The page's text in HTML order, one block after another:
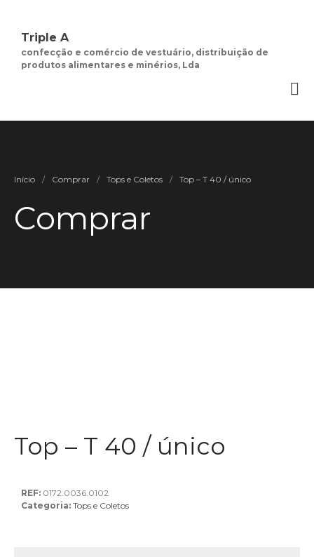
Quem Somos
Social
Triple A
confecção e comércio de vestuário, distribuição de
produtos alimentares e minérios, Lda
Início / Comprar / Tops e Coletos / Top – T 40 / único
Comprar
Top – T 40 / único
REF: 0172.0036.0102
Categoria: Tops e Coletos